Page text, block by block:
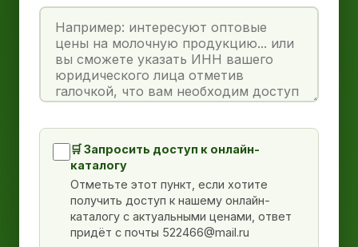
🛒 Запросить доступ к онлайн-
каталогу
Отметьте этот пункт, если хотите
получить доступ к нашему онлайн-
каталогу с актуальными ценами, ответ
придёт с почты 522466@mail.ru